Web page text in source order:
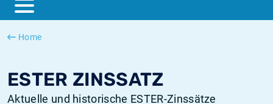
Home
ESTER ZINSSATZ
Aktuelle und historische ESTER-Zinssätze
ESTER
SONIA
Deutsche inflation
Europäische inflation
Historische SOFR-Sätze
Historische SONIA-Sätze